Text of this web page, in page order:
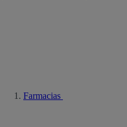
Farmacias